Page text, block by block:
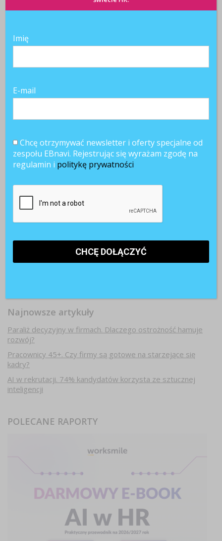
Najnowsze artykuły
Paraliż decyzyjny w firmach. Dlaczego ostrożność hamuje
rozwój?
Pracownicy 45+. Czy firmy są gotowe na starzejące się
kadry?
AI w rekrutacji. 74% kandydatów korzysta ze sztucznej
inteligencji
POLECANE RAPORTY
Imię
E-mail
Chcę otrzymywać newsletter i oferty specjalne od
zespołu EBnavi. Rejestrując się wyrażam zgodę na
regulamin i politykę prywatności